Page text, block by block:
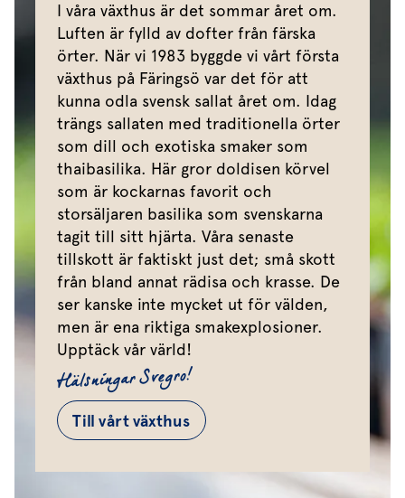
I våra växthus är det sommar året om.
Luften är fylld av dofter från färska
örter. När vi 1983 byggde vi vårt första
växthus på Färingsö var det för att
kunna odla svensk sallat året om. Idag
trängs sallaten med traditionella örter
som dill och exotiska smaker som
thaibasilika. Här gror doldisen körvel
som är kockarnas favorit och
storsäljaren basilika som svenskarna
tagit till sitt hjärta. Våra senaste
tillskott är faktiskt just det; små skott
från bland annat rädisa och krasse. De
ser kanske inte mycket ut för välden,
men är ena riktiga smakexplosioner.
Upptäck vår värld!
Hälsningar Svegro!
Till vårt växthus